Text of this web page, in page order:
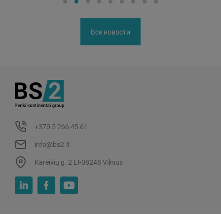
Все новости
+370 5 266 45 61
info@bs2.lt
Kareivių g. 2 LT-08248 Vilnius